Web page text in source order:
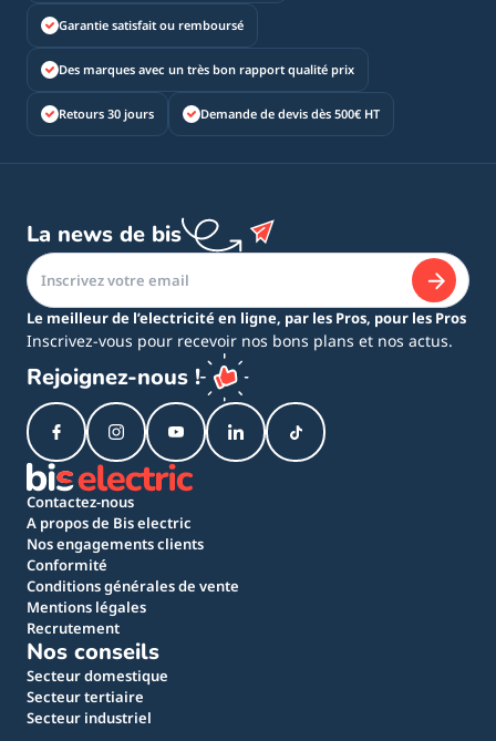
Garantie satisfait ou remboursé
Des marques avec un très bon rapport qualité prix
Retours 30 jours Demande de devis dès 500€ HT
La news de bis
Le meilleur de l’electricité en ligne, par les Pros, pour les Pros
Inscrivez-vous pour recevoir nos bons plans et nos actus.
Rejoignez-nous !
Contactez-nous
A propos de Bis electric
Nos engagements clients
Conformité
Conditions générales de vente
Mentions légales
Recrutement
Nos conseils
Secteur domestique
Secteur tertiaire
Secteur industriel